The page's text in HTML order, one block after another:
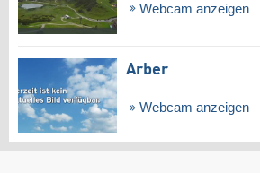
Webcam anzeigen
Arber
Webcam anzeigen